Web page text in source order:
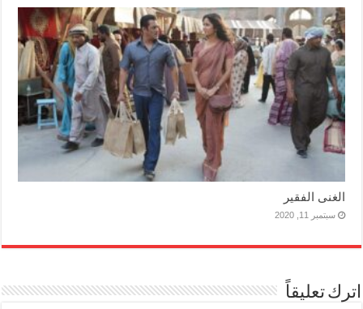
الغنى الفقير
سبتمبر 11, 2020
اترك تعليقاً